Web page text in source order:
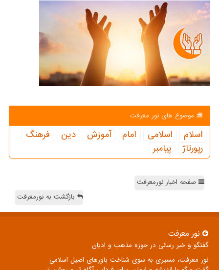
موضوع های نور معرفت
اسلام اسلامی امام آموزش دین
فرهنگ
رپورتاژ
پیامبر
صفحه اخبار نورمعرفت
بازگشت به نورمعرفت
نور معرفت
گفتگو و خبر رسانی در حوزه مذهب و ادیان
نور معرفت، مسیری به سوی شناخت باورهای اصیل اسلامی